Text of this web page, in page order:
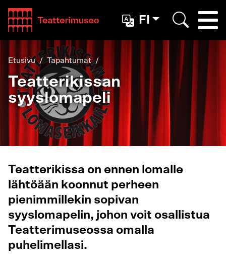
Teatterimuseo
FI
Etusivu Tapahtumat
Teatterikissan
syyslomapeli
Teatterikissa on ennen lomalle
lähtöään koonnut perheen
pienimmillekin sopivan
syyslomapelin, johon voit osallistua
Teatterimuseossa omalla
puhelimellasi.